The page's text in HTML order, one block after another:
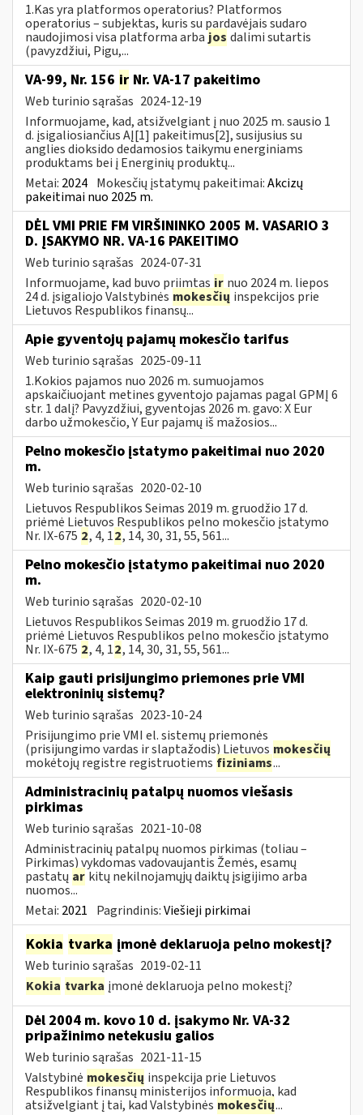
1.Kas yra platformos operatorius? Platformos
operatorius – subjektas, kuris su pardavėjais sudaro
naudojimosi visa platforma arba jos dalimi sutartis
(pavyzdžiui, Pigu,...
VA-99, Nr. 156 ir Nr. VA-17 pakeitimo
Web turinio sąrašas 2024-12-19
Informuojame, kad, atsižvelgiant į nuo 2025 m. sausio 1
d. įsigaliosiančius AĮ[1] pakeitimus[2], susijusius su
anglies dioksido dedamosios taikymu energiniams
produktams bei į Energinių produktų...
Metai: 2024 Mokesčių įstatymų pakeitimai:Akcizų
pakeitimai nuo 2025 m.
DĖL VMI PRIE FM VIRŠININKO 2005 M. VASARIO 3
D. ĮSAKYMO NR. VA-16 PAKEITIMO
Web turinio sąrašas 2024-07-31
Informuojame, kad buvo priimtas ir nuo 2024 m. liepos
24 d. įsigaliojo Valstybinės mokesčių inspekcijos prie
Lietuvos Respublikos finansų...
Apie gyventojų pajamų mokesčio tarifus
Web turinio sąrašas 2025-09-11
1.Kokios pajamos nuo 2026 m. sumuojamos
apskaičiuojant metines gyventojo pajamas pagal GPMĮ 6
str. 1 dalį? Pavyzdžiui, gyventojas 2026 m. gavo: X Eur
darbo užmokesčio, Y Eur pajamų iš mažosios...
Pelno mokesčio įstatymo pakeitimai nuo 2020
m.
Web turinio sąrašas 2020-02-10
Lietuvos Respublikos Seimas 2019 m. gruodžio 17 d.
priėmė Lietuvos Respublikos pelno mokesčio įstatymo
Nr. IX-675 2, 4, 12, 14, 30, 31, 55, 561...
Pelno mokesčio įstatymo pakeitimai nuo 2020
m.
Web turinio sąrašas 2020-02-10
Lietuvos Respublikos Seimas 2019 m. gruodžio 17 d.
priėmė Lietuvos Respublikos pelno mokesčio įstatymo
Nr. IX-675 2, 4, 12, 14, 30, 31, 55, 561...
Kaip gauti prisijungimo priemones prie VMI
elektroninių sistemų?
Web turinio sąrašas 2023-10-24
Prisijungimo prie VMI el. sistemų priemonės
(prisijungimo vardas ir slaptažodis) Lietuvos mokesčių
mokėtojų registre registruotiems fiziniams...
Administracinių patalpų nuomos viešasis
pirkimas
Web turinio sąrašas 2021-10-08
Administracinių patalpų nuomos pirkimas (toliau –
Pirkimas) vykdomas vadovaujantis Žemės, esamų
pastatų ar kitų nekilnojamųjų daiktų įsigijimo arba
nuomos...
Metai: 2021 Pagrindinis:Viešieji pirkimai
Kokia tvarka įmonė deklaruoja pelno mokestį?
Web turinio sąrašas 2019-02-11
Kokia tvarka įmonė deklaruoja pelno mokestį?
Dėl 2004 m. kovo 10 d. įsakymo Nr. VA-32
pripažinimo netekusiu galios
Web turinio sąrašas 2021-11-15
Valstybinė mokesčių inspekcija prie Lietuvos
Respublikos finansų ministerijos informuoja, kad
atsižvelgiant į tai, kad Valstybinės mokesčių...